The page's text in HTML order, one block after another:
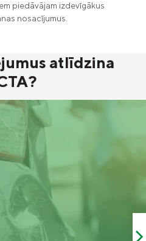
piedāvājam izdevīgākus
nosacījumus.
atlīdzina